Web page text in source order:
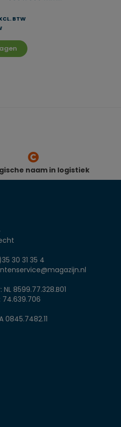
BTW
naam in logistiek
30 31 35 4
8599.77.328.B01
0845.7482.11